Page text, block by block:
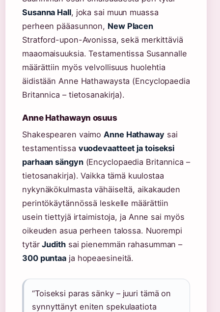
Susanna Hall, joka sai muun muassa
perheen pääasunnon, New Placen
Stratford-upon-Avonissa, sekä merkittäviä
maaomaisuuksia. Testamentissa Susannalle
määrättiin myös velvollisuus huolehtia
äidistään Anne Hathawaysta (Encyclopaedia
Britannica – tietosanakirja).
Anne Hathawayn osuus
Shakespearen vaimoAnne Hathawaysai
testamentissa vuodevaatteet ja toiseksi
parhaan sängyn(Encyclopaedia Britannica –
tietosanakirja). Vaikka tämä kuulostaa
nykynäkökulmasta vähäiseltä, aikakauden
perintökäytännössä leskelle määrättiin
usein tiettyjä irtaimistoja, ja Anne sai myös
oikeuden asua perheen talossa. Nuorempi
tytärJudithsai pienemmän rahasumman –
300 puntaa ja hopeaesineitä.
“Toiseksi paras sänky – juuri tämä on
synnyttänyt eniten spekulaatiota